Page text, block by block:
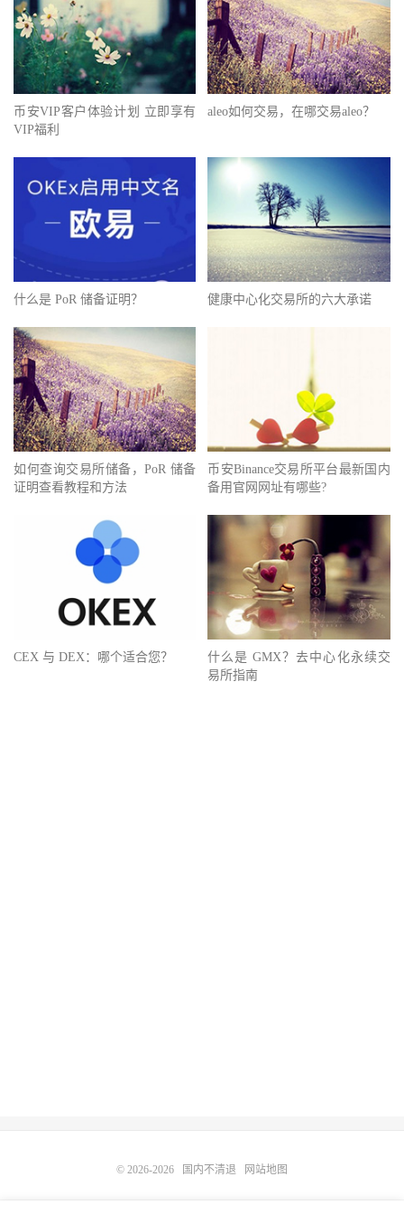
币安VIP客户体验计划 立即享有
VIP福利
aleo如何交易，在哪交易aleo？
什么是 PoR 储备证明？ 健康中心化交易所的六大承诺
如何查询交易所储备，PoR 储备
证明查看教程和方法
币安Binance交易所平台最新国内
备用官网网址有哪些?
CEX 与 DEX：哪个适合您？
什么是 GMX？去中心化永续交
易所指南
© 2026-2026 国内不清退 网站地图